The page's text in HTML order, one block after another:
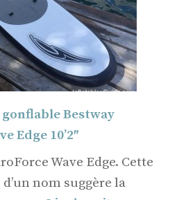
gonflable Bestway
Edge 10’2″
Wave Edge. Cette
nom suggère la